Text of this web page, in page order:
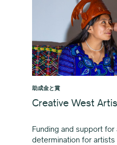
助成金と賞
Creative West
Funding and support
determination for